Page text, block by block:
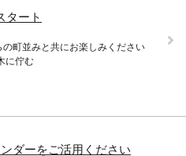
タート
町並みと共にお楽しみください
に佇む
ダーをご活用ください